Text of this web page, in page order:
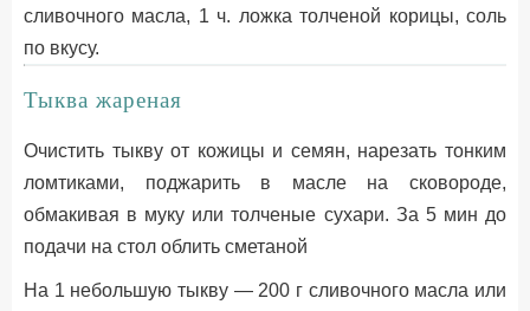
сливочного масла, 1 ч. ложка толченой корицы, соль
по вкусу.
Тыква жареная
Очистить тыкву от кожицы и семян, нарезать тонким
ломтиками, поджарить в масле на сковороде,
обмакивая в муку или толченые сухари. За 5 мин до
подачи на стол облить сметаной
На 1 небольшую тыкву — 200 г сливочного масла или